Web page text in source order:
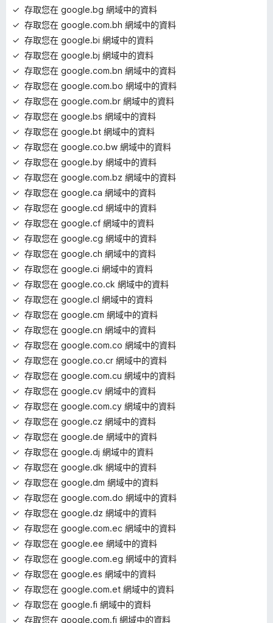
存取您在 google.bg 網域中的資料
存取您在 google.com.bh 網域中的資料
存取您在 google.bi 網域中的資料
存取您在 google.bj 網域中的資料
存取您在 google.com.bn 網域中的資料
存取您在 google.com.bo 網域中的資料
存取您在 google.com.br 網域中的資料
存取您在 google.bs 網域中的資料
存取您在 google.bt 網域中的資料
存取您在 google.co.bw 網域中的資料
存取您在 google.by 網域中的資料
存取您在 google.com.bz 網域中的資料
存取您在 google.ca 網域中的資料
存取您在 google.cd 網域中的資料
存取您在 google.cf 網域中的資料
存取您在 google.cg 網域中的資料
存取您在 google.ch 網域中的資料
存取您在 google.ci 網域中的資料
存取您在 google.co.ck 網域中的資料
存取您在 google.cl 網域中的資料
存取您在 google.cm 網域中的資料
存取您在 google.cn 網域中的資料
存取您在 google.com.co 網域中的資料
存取您在 google.co.cr 網域中的資料
存取您在 google.com.cu 網域中的資料
存取您在 google.cv 網域中的資料
存取您在 google.com.cy 網域中的資料
存取您在 google.cz 網域中的資料
存取您在 google.de 網域中的資料
存取您在 google.dj 網域中的資料
存取您在 google.dk 網域中的資料
存取您在 google.dm 網域中的資料
存取您在 google.com.do 網域中的資料
存取您在 google.dz 網域中的資料
存取您在 google.com.ec 網域中的資料
存取您在 google.ee 網域中的資料
存取您在 google.com.eg 網域中的資料
存取您在 google.es 網域中的資料
存取您在 google.com.et 網域中的資料
存取您在 google.fi 網域中的資料
存取您在 google.com.fj 網域中的資料